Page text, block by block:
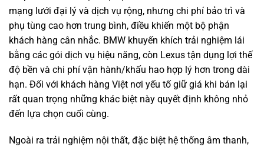
mạng lưới đại lý và dịch vụ rộng, nhưng chi phí bảo trì và
phụ tùng cao hơn trung bình, điều khiến một bộ phận
khách hàng cân nhắc. BMW khuyến khích trải nghiệm lái
bằng các gói dịch vụ hiệu năng, còn Lexus tận dụng lợi thế
độ bền và chi phí vận hành/khấu hao hợp lý hơn trong dài
hạn. Đối với khách hàng Việt nơi yếu tố giữ giá khi bán lại
rất quan trọng những khác biệt này quyết định không nhỏ
đến lựa chọn cuối cùng.
Ngoài ra trải nghiệm nội thất, đặc biệt hệ thống âm thanh,